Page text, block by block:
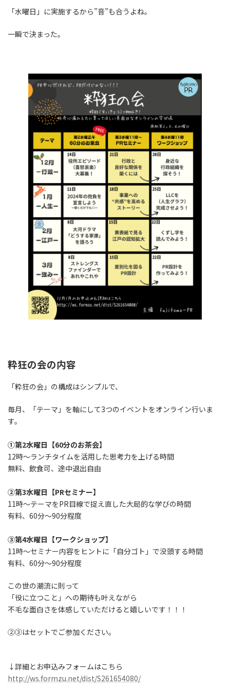
「水曜日」に実施するから”音”も合うよね。
一瞬で決まった。
粋狂の会の内容
「粋狂の会」の構成はシンプルで、
毎月、「テーマ」を軸にして3つのイベントをオンライン行いま
す。
①第2水曜日【60分のお茶会】
12時～ランチタイムを活用した思考力を上げる時間
無料、飲食可、途中退出自由
②第3水曜日【PRセミナー】
11時～テーマをPR目線で捉え直した大局的な学びの時間
有料、60分～90分程度
③第4水曜日【ワークショップ】
11時～セミナー内容をヒントに「自分ゴト」で没頭する時間
有料、60分～90分程度
この世の潮流に則って
「役に立つこと」への期待も叶えながら
不毛な面白さを体感していただけると嬉しいです！！！
②③はセットでご参加ください。
↓詳細とお申込みフォームはこちら
http://ws.formzu.net/dist/S261654080/